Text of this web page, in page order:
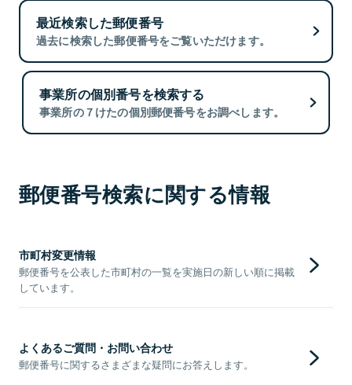
最近検索した郵便番号
過去に検索した郵便番号をご覧いただけます。
事業所の個別番号を検索する
事業所の７けたの個別郵便番号をお調べします。
郵便番号検索に関する情報
市町村変更情報
郵便番号を公表した市町村の一覧を実施日の新しい順に掲載
しています。
よくあるご質問・お問い合わせ
郵便番号に関するさまざまな疑問にお答えします。